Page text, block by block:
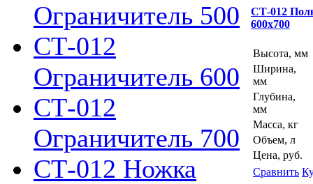
Ограничитель 500
СТ-012
Ограничитель 600
СТ-012
Ограничитель 700
СТ-012 Ножка
СТ-012
600х700
Высота, мм
Ширина,
мм
Глубина,
мм
Масса, кг
Объем, л
Цена, руб.
Сравнить